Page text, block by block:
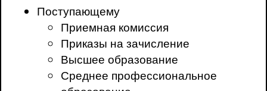
Поступающему
Приемная комиссия
Приказы на зачисление
Высшее образование
Среднее профессиональное